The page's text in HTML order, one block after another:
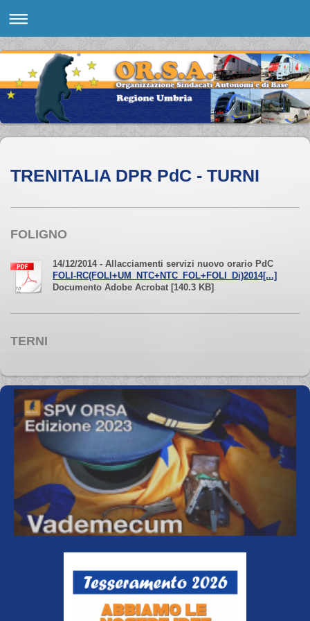
TRENITALIA DPR PdC - TURNI
FOLIGNO
14/12/2014 - Allacciamenti servizi nuovo orario PdC
FOLI-RC(FOLI+UM_NTC+NTC_FOL+FOLI_Di)2014[...]
Documento Adobe Acrobat [140.3 KB]
TERNI